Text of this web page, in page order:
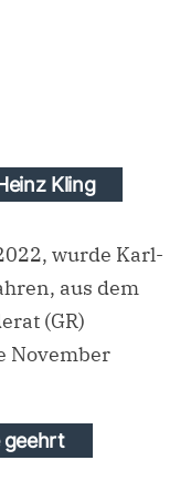
Kling
wurde Karl-
aus dem
(GR)
November
geehrt